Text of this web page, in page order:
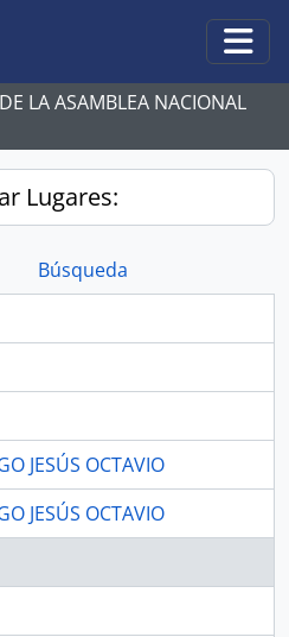
LA ASAMBLEA NACIONAL
Lugares:
Búsqueda
JESÚS OCTAVIO
JESÚS OCTAVIO